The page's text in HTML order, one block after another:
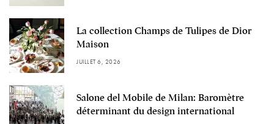
La collection Champs de Tulipes de Dior
Maison
JUILLET 6, 2026
Salone del Mobile de Milan: Baromètre
déterminant du design international